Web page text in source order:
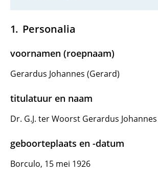
Personalia
voornamen (roepnaam)
Gerardus Johannes (Gerard)
titulatuur en naam
Dr. G.J. ter Woorst Gerardus
geboorteplaats en -datum
Borculo, 15 mei 1926